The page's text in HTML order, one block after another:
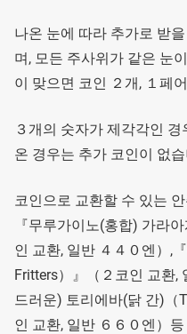
나온 눈에 따라 추가로 받
며, 모든 주사위가 같은 눈
이 맞으면 코인 ２개, １페
３개의 숫자가 제각각인
온 경우는 추가 코인이 없
코인으로 교환할 수 있는
『무루가이노(홍합) 가라
인 교환, 일반 ４４０엔）,
Fritters）』（２코인 교환,
드러운) 토리에바(닭 간)（
인 교환, 일반 ６６０엔）